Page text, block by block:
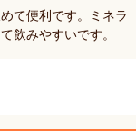
て便利です。ミネラ
飲みやすいです。